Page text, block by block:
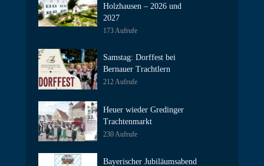
Holzhausen – 2026 und
2027
173 Aufrufe
Samstag: Dorffest bei
Bernauer Trachtlern
212 Aufrufe
Heuer wieder Gredinger
Trachtenmarkt
230 Aufrufe
Bayerischer Jubiläumsabend